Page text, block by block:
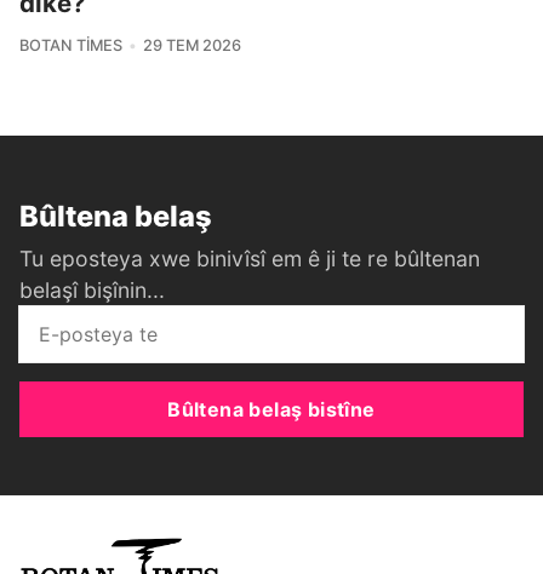
BOTAN TIMES 29 TEM 2026
Bûltena belaş
Tu eposteya xwe binivîsî em ê ji te re bûltenan
belaşî bişînin...
Bûltena belaş bistîne